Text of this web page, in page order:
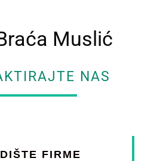
Muslić
NAS
FIRME